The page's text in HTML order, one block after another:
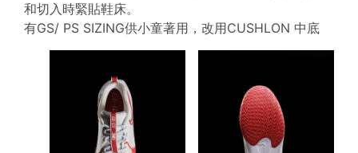
和切入時緊貼鞋床。
有GS/ PS SIZING供小童著用，改用CUSHLON 中底